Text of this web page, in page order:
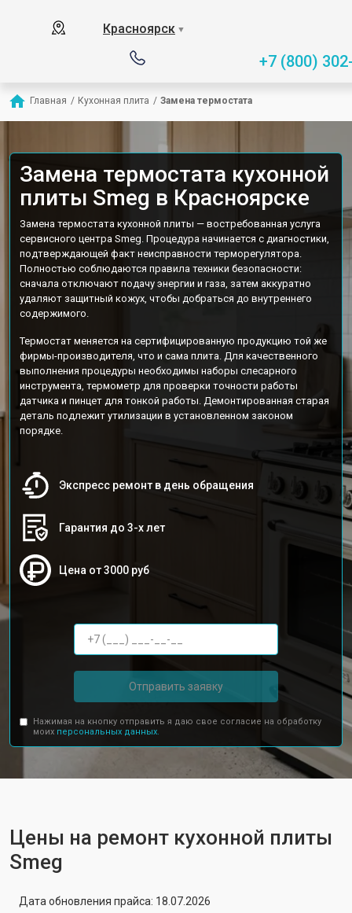
Красноярск ▼
+7 (800)
Главная / Кухонная плита / Замена термостата
Замена термостата кухонной
плиты Smeg в Красноярске
Замена термостата кухонной плиты — востребованная услуга
сервисного центра Smeg. Процедура начинается с диагностики,
подтверждающей факт неисправности терморегулятора.
Полностью соблюдаются правила техники безопасности:
сначала отключают подачу энергии и газа, затем аккуратно
удаляют защитный кожух, чтобы добраться до внутреннего
содержимого.
Термостат меняется на сертифицированную продукцию той же
фирмы-производителя, что и сама плита. Для качественного
выполнения процедуры необходимы наборы слесарного
инструмента, термометр для проверки точности работы
датчика и пинцет для тонкой работы. Демонтированная старая
деталь подлежит утилизации в установленном законом
порядке.
Экспресс ремонт в день обращения
Гарантия до 3-х лет
Цена от 3000 руб
Отправить заявку
Нажимая на кнопку отправить я даю свое согласие на обработку
моих персональных данных.
Цены на ремонт кухонной плиты
Smeg
Дата обновления прайса: 18.07.2026